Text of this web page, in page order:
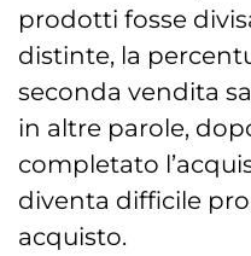
prodotti fosse
distinte, la
seconda vendita
in altre parole,
completato
diventa difficile
acquisto.